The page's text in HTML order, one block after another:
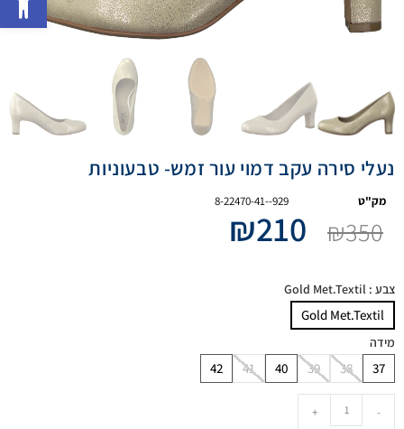
נעלי סירה עקב דמוי עור זמש- טבעוניות
מק"ט 8-22470-41--929
₪350
₪210
צבע : Gold Met.Textil
Gold Met.Textil
מידה
37
38
39
40
41
42
-
+